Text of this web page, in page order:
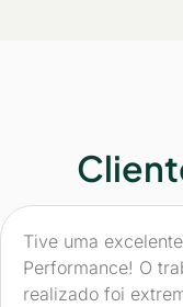
Tive uma
Performance! O
realizado foi